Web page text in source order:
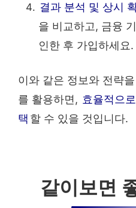
결과 분석 및 상시
을 비교하고, 금융
인한 후 가입하세요.
이와 같은 정보와 전략
를 활용하면, 효율적으
택 할 수 있을 것입니다.
같이보면